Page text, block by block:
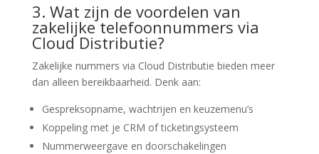
3. Wat zijn de voordelen van
zakelijke telefoonnummers via
Cloud Distributie?
Zakelijke nummers via Cloud Distributie bieden meer
dan alleen bereikbaarheid. Denk aan:
Gespreksopname, wachtrijen en keuzemenu’s
Koppeling met je CRM of ticketingsysteem
Nummerweergave en doorschakelingen